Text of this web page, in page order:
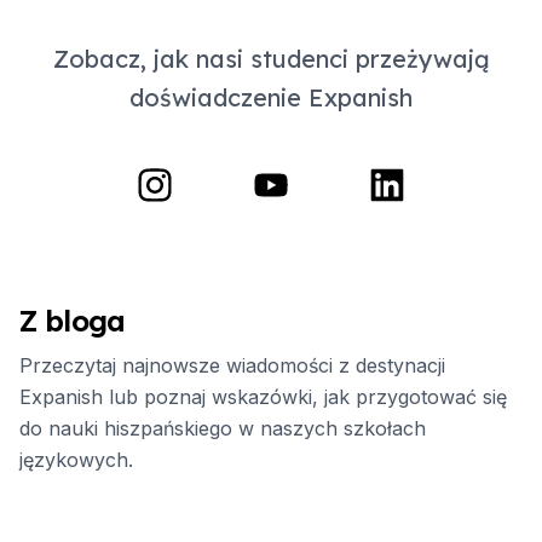
Zobacz, jak nasi studenci przeżywają
doświadczenie Expanish
Z bloga
Przeczytaj najnowsze wiadomości z destynacji
Expanish lub poznaj wskazówki, jak przygotować się
do nauki hiszpańskiego w naszych szkołach
językowych.